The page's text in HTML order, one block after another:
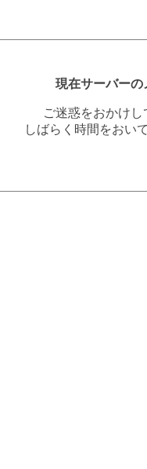
現在サーバーの
ご迷惑をおかけし
しばらく時間をおい